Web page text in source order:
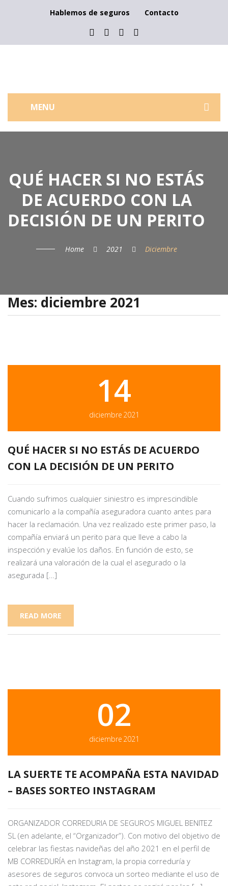
Hablemos de seguros Contacto
MENU
QUIÉNES SOMOS
SOBRE NOSOTROS
QUE OFRECEMOS
SERVICIOS
PRODUCTOS
ASISTENCIA 24H
QUÉ HACER SI NO ESTÁS
DE ACUERDO CON LA
DECISIÓN DE UN PERITO
Home 2021 Diciembre
Mes: diciembre 2021
14
diciembre 2021
QUÉ HACER SI NO ESTÁS DE ACUERDO
CON LA DECISIÓN DE UN PERITO
Cuando sufrimos cualquier siniestro es imprescindible
comunicarlo a la compañía aseguradora cuanto antes para
hacer la reclamación. Una vez realizado este primer paso, la
compañía enviará un perito para que lleve a cabo la
inspección y evalúe los daños. En función de esto, se
realizará una valoración de la cual el asegurado o la
asegurada […]
READ MORE
02
diciembre 2021
LA SUERTE TE ACOMPAÑA ESTA NAVIDAD
– BASES SORTEO INSTAGRAM
ORGANIZADOR CORREDURIA DE SEGUROS MIGUEL BENITEZ
SL (en adelante, el “Organizador”). Con motivo del objetivo de
celebrar las fiestas navideñas del año 2021 en el perfil de
MB CORREDURÍA en Instagram, la propia correduría y
asesores de seguros convoca un sorteo mediante el uso de